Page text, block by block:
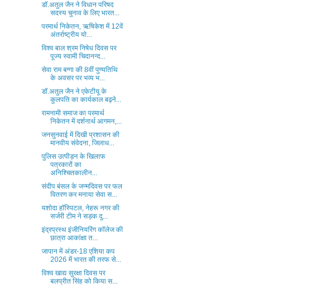
डॉ.अतुल जैन ने विधान परिषद
सदस्य चुनाव के लिए भारत...
परमार्थ निकेतन, ऋषिकेश में 12वें
अंतर्राष्ट्रीय यो...
विश्व बाल श्रम निषेध दिवस पर
पूज्य स्वामी चिदानन्द...
सेवा राम बग्गा की 8वीं पुण्यतिथि
के अवसर पर भव्य भ...
डॉ.अतुल जैन ने एकेटीयू के
कुलपति का कार्यकाल बढ़ने...
रामनामी समाज का परमार्थ
निकेतन में दर्शनार्थ आगमन,...
जनसुनवाई में दिखी प्रशासन की
मानवीय संवेदना, जिलाध...
पुलिस उत्पीड़न के खिलाफ
पत्रकारों का
अनिश्चितकालीन...
संदीप बंसल के जन्मदिवस पर फल
वितरण कर मनाया सेवा स...
यशोदा हॉस्पिटल, नेहरू नगर की
सर्जरी टीम ने सड़क दु...
इंद्रप्रस्थ इंजीनियरिंग कॉलेज की
छात्रा आकांक्षा त...
जापान में अंडर-18 एशिया कप
2026 में भारत की तरफ से...
विश्व खाद्य सुरक्षा दिवस पर
बलप्रीत सिंह को किया स...